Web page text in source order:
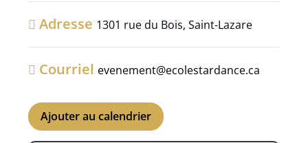
Adresse 1301 rue du Bois, Saint-Lazare
Courriel evenement@ecolestardance.ca
Ajouter au calendrier